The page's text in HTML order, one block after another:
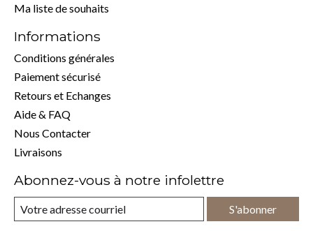
Ma liste de souhaits
Informations
Conditions générales
Paiement sécurisé
Retours et Echanges
Aide & FAQ
Nous Contacter
Livraisons
Abonnez-vous à notre infolettre
S'abonner